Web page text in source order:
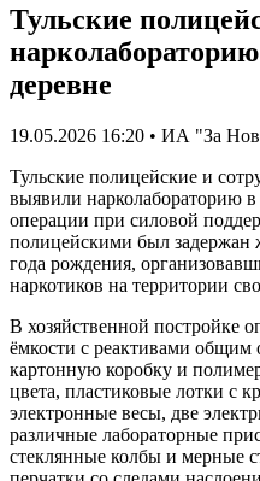
Тульские
деревне
19.05.2026 16:20 • ИА "За
Тульские полицейские и
выявили нарколабораторию
операции при силовой
полицейскими был задержан
года рождения,
наркотиков на территории
В хозяйственной постройке
ёмкости с реактивами общим
картонную коробку и
цвета, пластиковые лотки с
электронные весы, две
различные лабораторные
стеклянные колбы и мерные